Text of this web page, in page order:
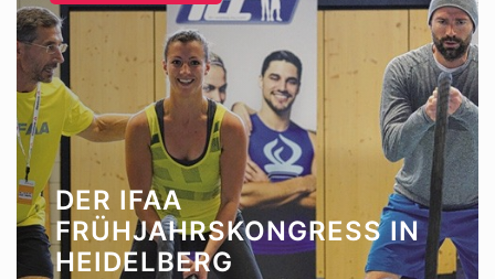
DER IFAA
FRÜHJAHRSKONGRESS IN
HEIDELBERG